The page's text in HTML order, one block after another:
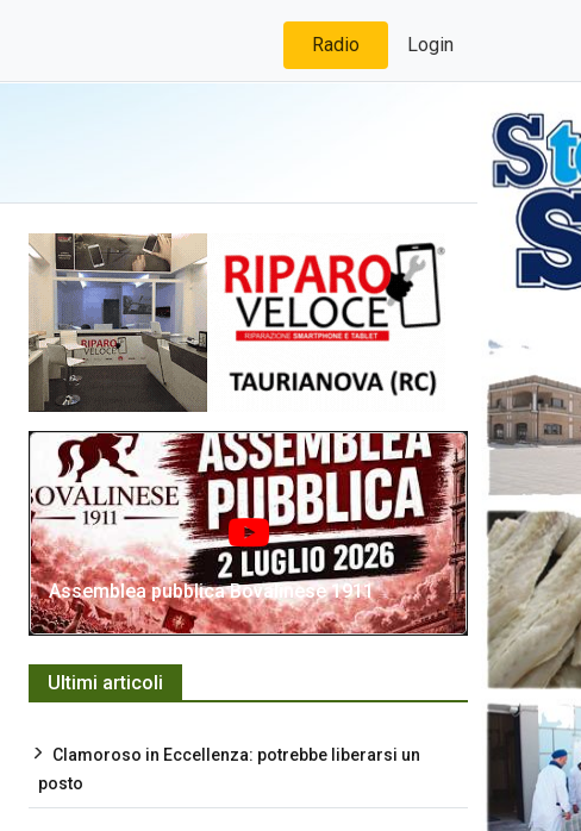
Radio Login
Assemblea pubblica Bovalinese 1911
Ultimi articoli
Clamoroso in Eccellenza: potrebbe liberarsi un
posto